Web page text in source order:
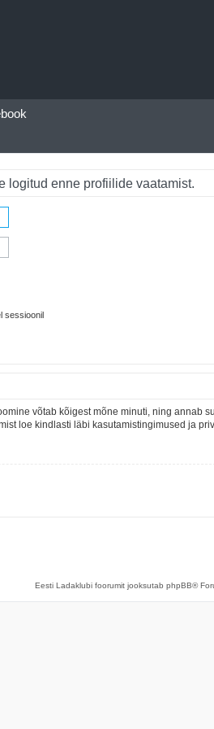
logitud enne profiilide vaatamist.
sessioonil
võtab kõigest mõne minuti, ning annab
loe kindlasti läbi kasutamistingimused ja
Eesti Ladaklubi foorumit jooksutab phpBB®